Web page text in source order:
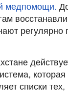
медпомощи.
регулярно
списки тех,